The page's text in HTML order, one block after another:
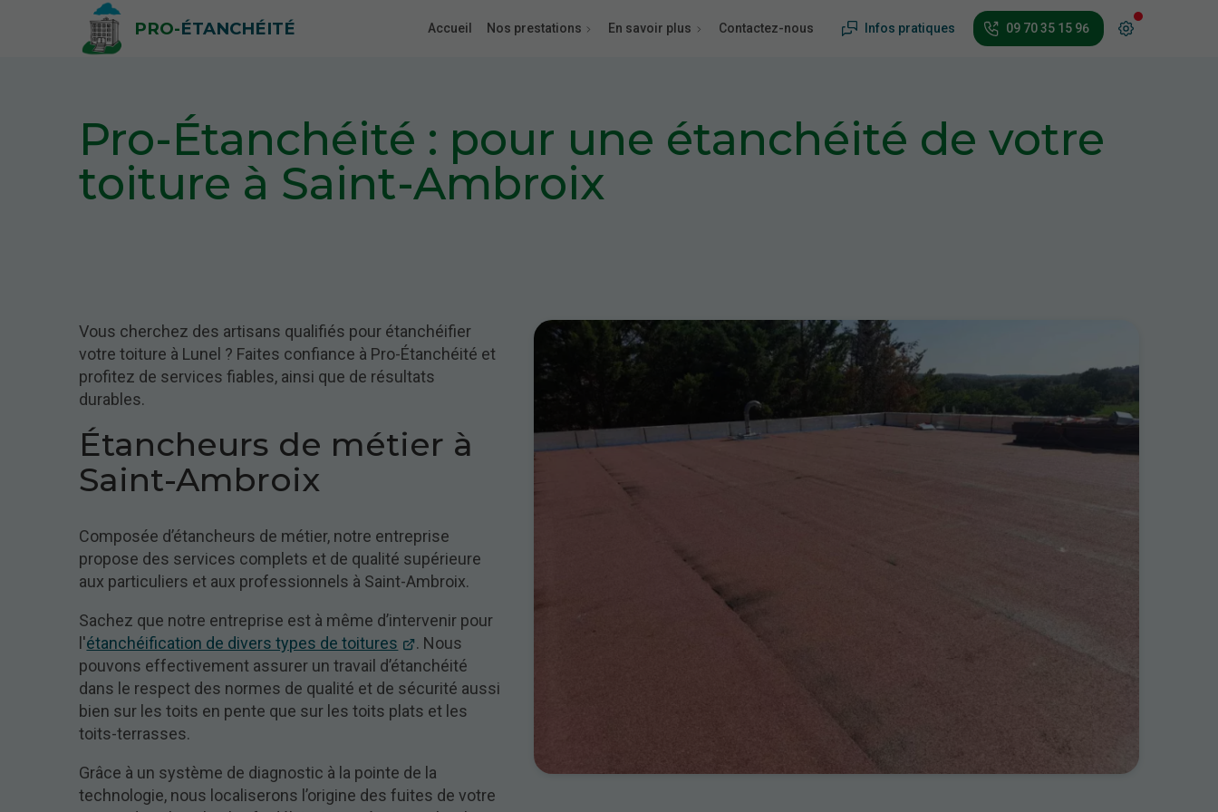
PRO-ÉTANCHÉITÉ Accueil Nos prestations En savoir plus Contactez-nous Infos pratiques 09 70 35 15 96
Pro-Étanchéité : pour une étanchéité de votre
toiture à Saint-Ambroix
Vous cherchez des artisans qualifiés pour étanchéifier
votre toiture à Lunel ? Faites confiance à Pro-Étanchéité et
profitez de services fiables, ainsi que de résultats
durables.
Étancheurs de métier à
Saint-Ambroix
Composée d’étancheurs de métier, notre entreprise
propose des services complets et de qualité supérieure
aux particuliers et aux professionnels à Saint-Ambroix.
Sachez que notre entreprise est à même d’intervenir pour
l'étanchéification de divers types de toitures
. Nous
pouvons effectivement assurer un travail d’étanchéité
dans le respect des normes de qualité et de sécurité aussi
bien sur les toits en pente que sur les toits plats et les
toits-terrasses.
Grâce à un système de diagnostic à la pointe de la
technologie, nous localiserons l’origine des fuites de votre